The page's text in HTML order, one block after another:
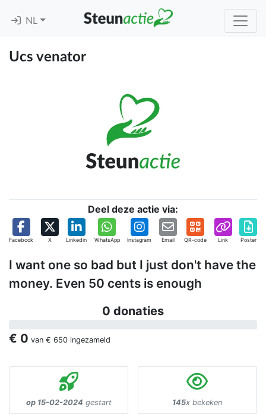
NL
Ucs venator
Deel deze actie via:
Facebook X Linkedin WhatsApp Instagram Email QR-code Link Poster
I want one so bad but I just don't have the
money. Even 50 cents is enough
0 donaties
€ 0 van € 650 ingezameld
op 15-02-2024 gestart 145x bekeken